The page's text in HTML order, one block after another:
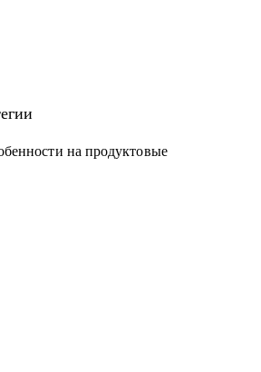
на продуктовые